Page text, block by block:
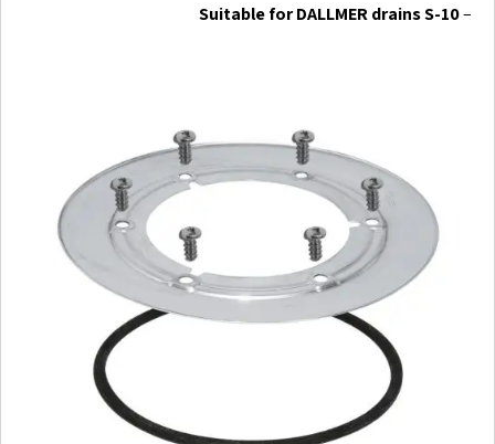
–
Suitable for DALLMER drains S-10